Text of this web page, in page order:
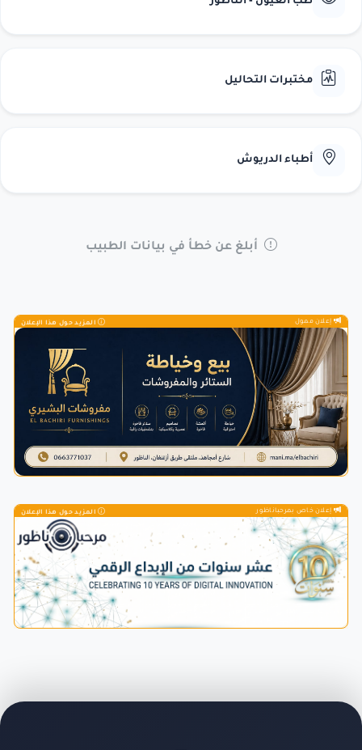
مختبرات التحاليل
أطباء الدريوش
أبلغ عن خطأ في بيانات الطبيب
إعلان ممول المزيد حول هذا الإعلان
إعلان خاص بمرحباناظور المزيد حول هذا الإعلان